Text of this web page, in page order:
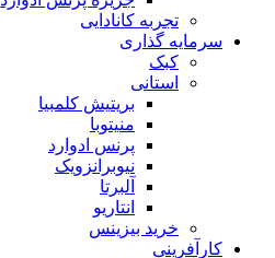
تجربه کانادایی
سرمایه گذاری
کبک
استانی
بریتیش کلمبیا
منیتوبا
پرنس ادوارد
نیوبرانزویک
آلبرتا
انتاریو
خرید بیزینس
کارآفرینی